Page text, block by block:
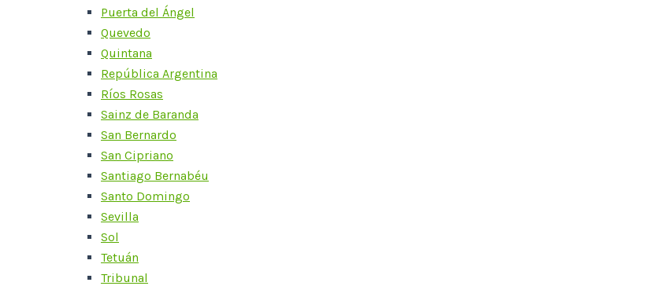
Puerta del Ángel
Quevedo
Quintana
República Argentina
Ríos Rosas
Sainz de Baranda
San Bernardo
San Cipriano
Santiago Bernabéu
Santo Domingo
Sevilla
Sol
Tetuán
Tribunal